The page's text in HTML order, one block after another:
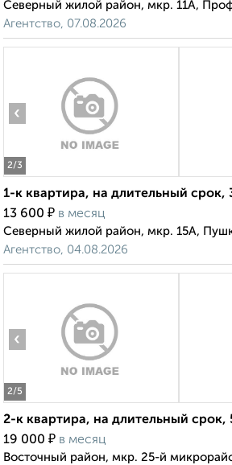
Северный жилой район, мкр. 11А,
Агентство, 07.08.2026
2/3
‹
1-к квартира, на длительный срок,
13 600 ₽ в месяц
Северный жилой район, мкр. 15А,
Агентство, 04.08.2026
2/5
‹
2-к квартира, на длительный
19 000 ₽ в месяц
Восточный район, мкр. 25-й